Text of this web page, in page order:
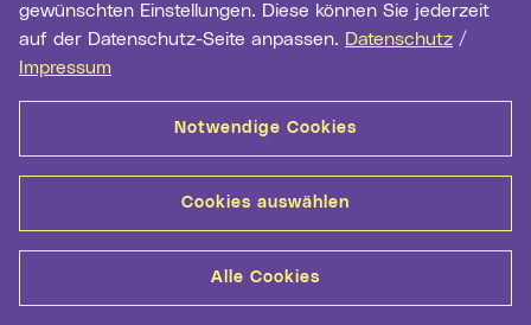
gewünschten Einstellungen. Diese können Sie jederzeit
auf der Datenschutz-Seite anpassen. Datenschutz /
Impressum
Notwendige Cookies
Cookies auswählen
Alle Cookies
Fax:
+43 732 7070 2962
E-Mail Adresse:
archiv@mag.linz.at
Wichtige Links
Cookie-Einstellungen Impressum